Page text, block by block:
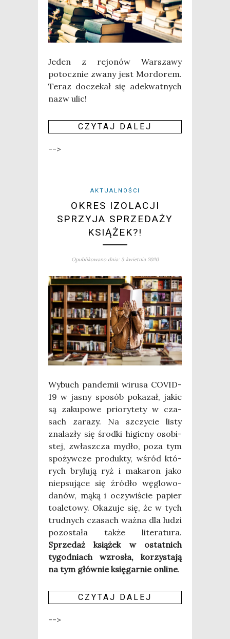
Jeden z rejo­nów War­sza­wy
potocz­nie zwa­ny jest Mor­do­rem.
Teraz docze­kał się ade­kwat­nych
nazw ulic!
CZY­TAJ DALEJ
-->
AKTUALNOŚCI
OKRES IZOLACJI
SPRZYJA SPRZEDAŻY
KSIĄŻEK?!
Opublikowano dnia: 3 kwietnia 2020
Wybuch pan­de­mii wiru­sa COVID-
19 w jasny spo­sób poka­zał, jakie
są zaku­po­we prio­ry­te­ty w cza­
sach zara­zy. Na szczy­cie listy
zna­la­zły się środ­ki higie­ny oso­bi­
stej, zwłasz­cza mydło, poza tym
spo­żyw­cze pro­duk­ty, wśród któ­
rych bry­lu­ją ryż i maka­ron jako
nie­psu­ją­ce się źró­dło węglo­wo­
da­nów, mąką i oczy­wi­ście papier
toa­le­to­wy. Oka­zu­je się, że w tych
trud­nych cza­sach waż­na dla ludzi
pozo­sta­ła tak­że lite­ra­tu­ra.
Sprze­daż ksią­żek w ostat­nich
tygo­dniach wzro­sła, korzy­sta­ją
na tym głów­nie księ­gar­nie onli­ne.
CZY­TAJ DALEJ
-->